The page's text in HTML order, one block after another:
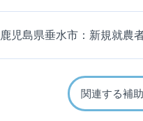
鹿児島県垂水市：新規就農
関連する補